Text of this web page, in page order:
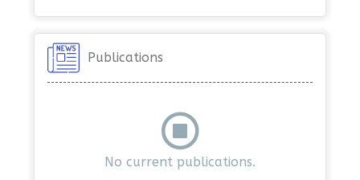
Publications
No current publications.